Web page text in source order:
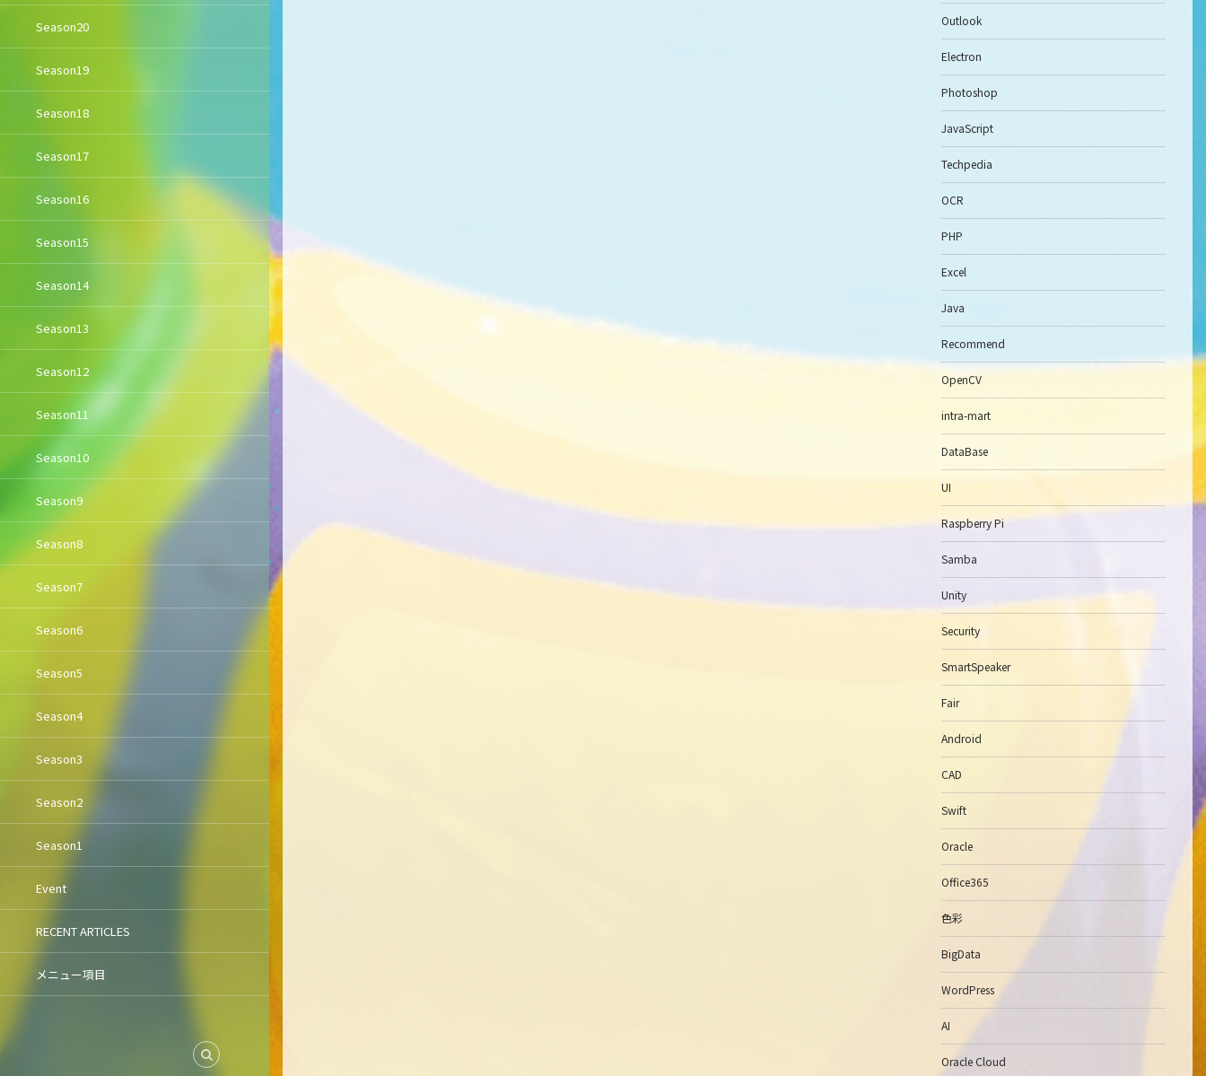
Season20
Season19
Season18
Season17
Season16
Season15
Season14
Season13
Season12
Season11
Season10
Season9
Season8
Season7
Season6
Season5
Season4
Season3
Season2
Season1
Event
RECENT ARTICLES
メニュー項目
Outlook
Electron
Photoshop
JavaScript
Techpedia
OCR
PHP
Excel
Java
Recommend
OpenCV
intra-mart
DataBase
UI
Raspberry Pi
Samba
Unity
Security
SmartSpeaker
Fair
Android
CAD
Swift
Oracle
Office365
色彩
BigData
WordPress
AI
Oracle Cloud